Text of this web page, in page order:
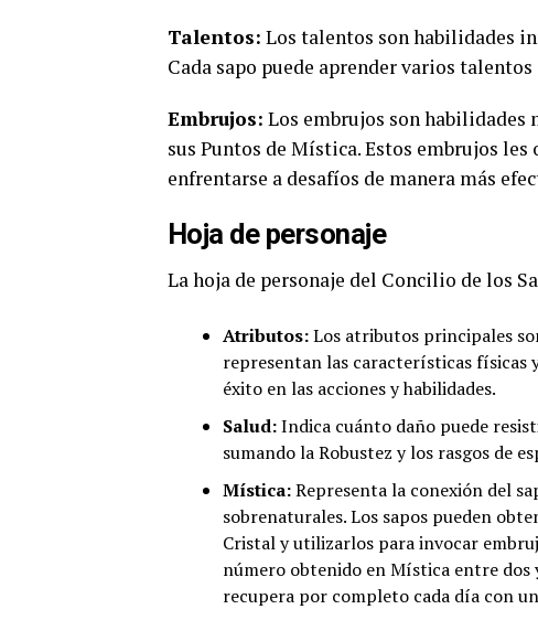
Talentos: Los talentos son habilidades
Cada sapo puede aprender varios
Embrujos: Los embrujos son
sus Puntos de Mística. Estos embrujos
enfrentarse a desafíos de manera más
Hoja de personaje
La hoja de personaje del Concilio de los
Atributos:Los atributos principales
representan las características físicas
éxito en las acciones y habilidades.
Salud:Indica cuánto daño puede
sumando la Robustez y los rasgos de
Mística:Representa la conexión del
sobrenaturales. Los sapos pueden
Cristal y utilizarlos para invocar
número obtenido en Mística entre dos
recupera por completo cada día con